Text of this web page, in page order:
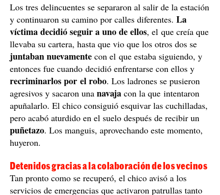
Los tres delincuentes se separaron al salir de la estación
y continuaron su camino por calles diferentes. La
víctima decidió seguir a uno de ellos, el que creía que
llevaba su cartera, hasta que vio que los otros dos se
juntaban nuevamente con el que estaba siguiendo, y
entonces fue cuando decidió enfrentarse con ellos y
recriminarlos por el robo. Los ladrones se pusieron
agresivos y sacaron una navaja con la que intentaron
apuñalarlo. El chico consiguió esquivar las cuchilladas,
pero acabó aturdido en el suelo después de recibir un
puñetazo. Los manguis, aprovechando este momento,
huyeron.
Detenidos gracias a la colaboración de los vecinos
Tan pronto como se recuperó, el chico avisó a los
servicios de emergencias que activaron patrullas tanto